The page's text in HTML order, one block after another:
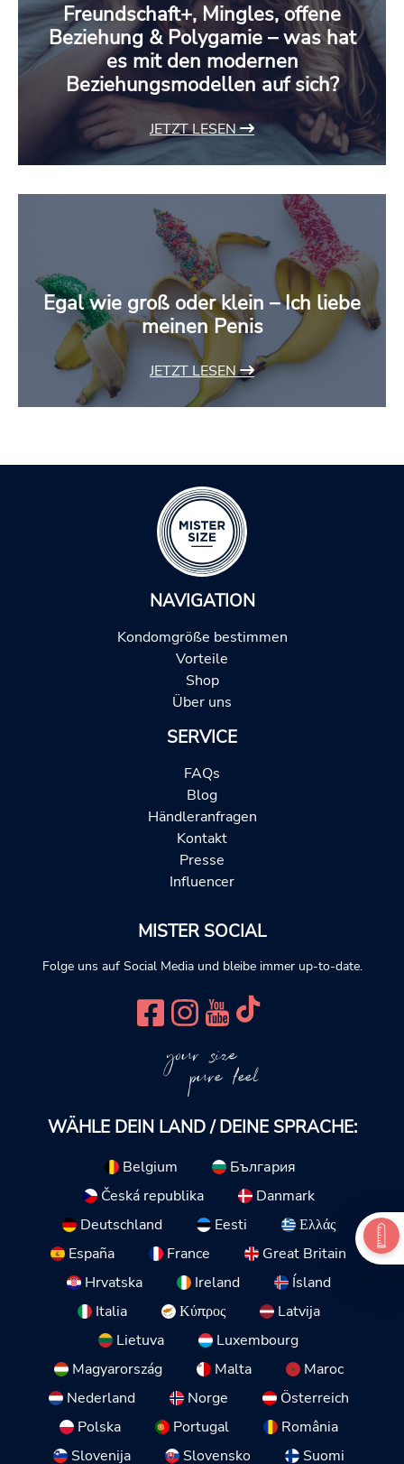
Freundschaft+, Mingles, offene
Beziehung & Polygamie – was hat
es mit den modernen
Beziehungsmodellen auf sich?
JETZT LESEN
Egal wie groß oder klein – Ich liebe
meinen Penis
JETZT LESEN
NAVIGATION
Kondomgröße bestimmen
Vorteile
Shop
Über uns
SERVICE
FAQs
Blog
Händleranfragen
Kontakt
Presse
Influencer
MISTER SOCIAL
Folge uns auf Social Media und bleibe immer up-to-date.
your size
pure feel
WÄHLE DEIN LAND / DEINE SPRACHE:
Belgium
България
Česká republika
Danmark
Deutschland
Eesti
Ελλάς
España
France
Great Britain
Hrvatska
Ireland
Ísland
Italia
Κύπρος
Latvija
Lietuva
Luxembourg
Magyarország
Malta
Maroc
Nederland
Norge
Österreich
Polska
Portugal
România
Slovenija
Slovensko Suomi